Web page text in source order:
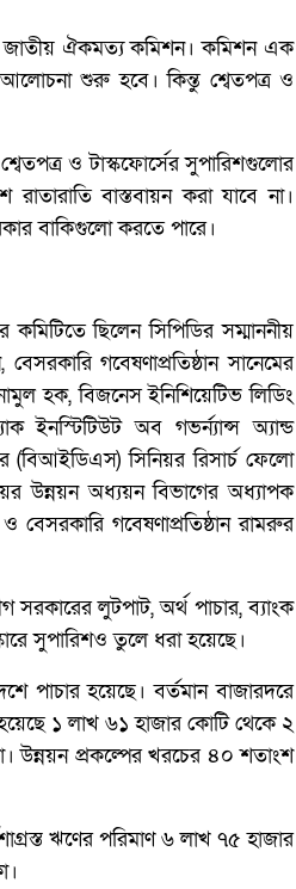
জাতীয় ঐকমত্য কমিশন। কমিশন এক
শুরু হবে। কিন্তু শ্বেতপত্র ও
ও টাস্কফোর্সের সুপারিশগুলোর
বাস্তবায়ন করা যাবে না।
বাকিগুলো করতে পারে।
ছিলেন সিপিডির সম্মাননীয়
গবেষণাপ্রতিষ্ঠান সানেমের
হক, বিজনেস ইনিশিয়েটিভ লিডিং
ইনস্টিটিউট অব গভর্ন্যান্স অ্যান্ড
(বিআইডিএস) সিনিয়র রিসার্চ ফেলো
উন্নয়ন অধ্যয়ন বিভাগের অধ্যাপক
বেসরকারি গবেষণাপ্রতিষ্ঠান রামরুর
সরকারের লুটপাট, অর্থ পাচার, ব্যাংক
সুপারিশও তুলে ধরা হয়েছে।
পাচার হয়েছে। বর্তমান বাজারদরে
১ লাখ ৬১ হাজার কোটি থেকে ২
উন্নয়ন প্রকল্পের খরচের ৪০ শতাংশ
ঋণের পরিমাণ ৬ লাখ ৭৫ হাজার